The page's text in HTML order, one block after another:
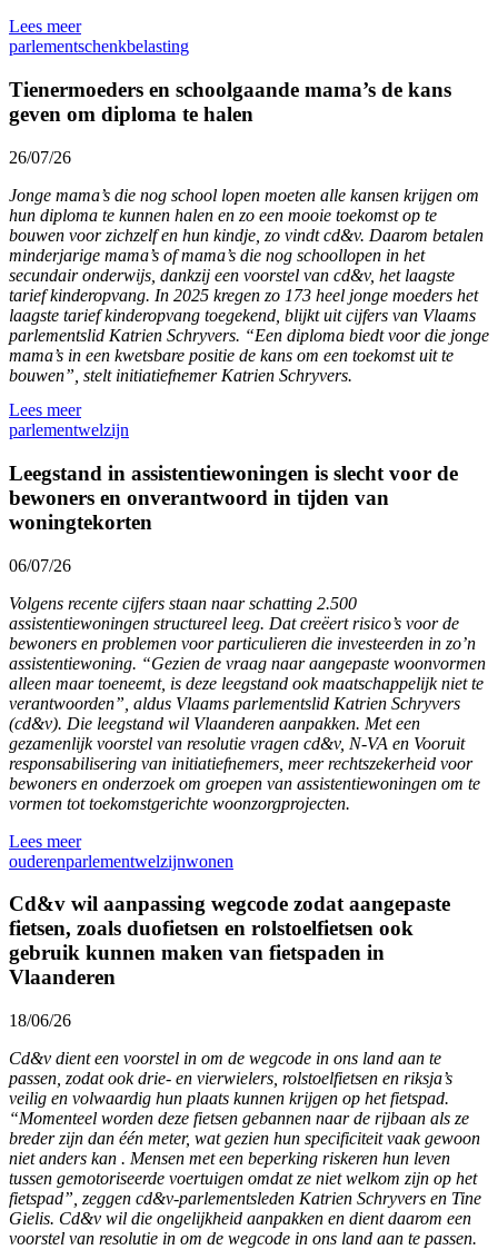
Lees meer
parlementschenkbelasting
Tienermoeders en schoolgaande mama’s de kans
geven om diploma te halen
26/07/26
Jonge mama’s die nog school lopen moeten alle kansen krijgen om
hun diploma te kunnen halen en zo een mooie toekomst op te
bouwen voor zichzelf en hun kindje, zo vindt cd&v. Daarom betalen
minderjarige mama’s of mama’s die nog schoollopen in het
secundair onderwijs, dankzij een voorstel van cd&v, het laagste
tarief kinderopvang. In 2025 kregen zo 173 heel jonge moeders het
laagste tarief kinderopvang toegekend, blijkt uit cijfers van Vlaams
parlementslid Katrien Schryvers. “Een diploma biedt voor die jonge
mama’s in een kwetsbare positie de kans om een toekomst uit te
bouwen”, stelt initiatiefnemer Katrien Schryvers.
Lees meer
parlementwelzijn
Leegstand in assistentiewoningen is slecht voor de
bewoners en onverantwoord in tijden van
woningtekorten
06/07/26
Volgens recente cijfers staan naar schatting 2.500
assistentiewoningen structureel leeg. Dat creëert risico’s voor de
bewoners en problemen voor particulieren die investeerden in zo’n
assistentiewoning. “Gezien de vraag naar aangepaste woonvormen
alleen maar toeneemt, is deze leegstand ook maatschappelijk niet te
verantwoorden”, aldus Vlaams parlementslid Katrien Schryvers
(cd&v). Die leegstand wil Vlaanderen aanpakken. Met een
gezamenlijk voorstel van resolutie vragen cd&v, N-VA en Vooruit
responsabilisering van initiatiefnemers, meer rechtszekerheid voor
bewoners en onderzoek om groepen van assistentiewoningen om te
vormen tot toekomstgerichte woonzorgprojecten.
Lees meer
ouderenparlementwelzijnwonen
Cd&v wil aanpassing wegcode zodat aangepaste
fietsen, zoals duofietsen en rolstoelfietsen ook
gebruik kunnen maken van fietspaden in
Vlaanderen
18/06/26
Cd&v dient een voorstel in om de wegcode in ons land aan te
passen, zodat ook drie- en vierwielers, rolstoelfietsen en riksja’s
veilig en volwaardig hun plaats kunnen krijgen op het fietspad.
“Momenteel worden deze fietsen gebannen naar de rijbaan als ze
breder zijn dan één meter, wat gezien hun specificiteit vaak gewoon
niet anders kan . Mensen met een beperking riskeren hun leven
tussen gemotoriseerde voertuigen omdat ze niet welkom zijn op het
fietspad”, zeggen cd&v-parlementsleden Katrien Schryvers en Tine
Gielis. Cd&v wil die ongelijkheid aanpakken en dient daarom een
voorstel van resolutie in om de wegcode in ons land aan te passen.